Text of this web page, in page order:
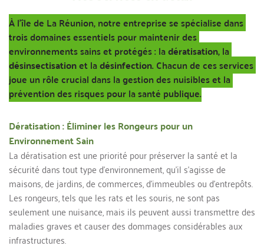
À l'île de La Réunion, notre entreprise se spécialise dans
trois domaines essentiels pour maintenir des
environnements sains et protégés : la dératisation
désinsectisation et la désinfection. Chacun de ces services
joue un rôle crucial dans la gestion des nuisibles et la
prévention des risques pour la santé publique.
Dératisation : Éliminer les Rongeurs pour un
Environnement Sain
La dératisation est une priorité pour préserver la santé et la
sécurité dans tout type d’environnement, qu’il s’agisse de
maisons, de jardins, de commerces, d’immeubles ou d’entrepôts.
Les rongeurs, tels que les rats et les souris, ne sont pas
seulement une nuisance, mais ils peuvent aussi transmettre des
maladies graves et causer des dommages considérables aux
infrastructures.